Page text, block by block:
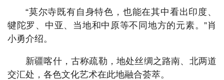
“莫尔寺既有自身特色，也能在其中看出印度、
犍陀罗、中亚、当地和中原等不同地方的元素。”肖
小勇介绍。
新疆喀什，古称疏勒，地处丝绸之路南、北两道
交汇处，各色文化艺术在此地融合荟萃。